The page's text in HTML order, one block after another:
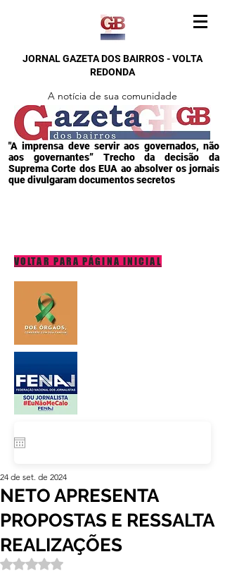
JORNAL GAZETA DOS BAIRROS - VOLTA
REDONDA
A notícia de sua comunidade
"A imprensa deve servir aos governados, não
aos governantes” Trecho da decisão da
Suprema Corte dos EUA ao absolver os jornais
que divulgaram documentos secretos
VOLTAR PARA PÁGINA INICIAL
NETO APRESENTA
PROPOSTAS E RESSALTA
REALIZAÇÕES
24 de set. de 2024
Avaliado com NaN de 5 estrelas.